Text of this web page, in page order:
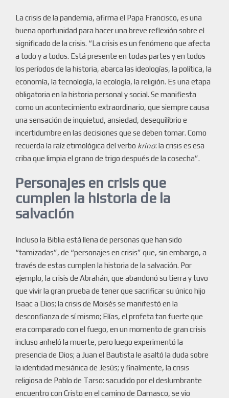
La crisis de la pandemia, afirma el Papa Francisco, es una
buena oportunidad para hacer una breve reflexión sobre el
significado de la crisis. “La crisis es un fenómeno que afecta
a todo y a todos. Está presente en todas partes y en todos
los períodos de la historia, abarca las ideologías, la política, la
economía, la tecnología, la ecología, la religión. Es una etapa
obligatoria en la historia personal y social. Se manifiesta
como un acontecimiento extraordinario, que siempre causa
una sensación de inquietud, ansiedad, desequilibrio e
incertidumbre en las decisiones que se deben tomar. Como
recuerda la raíz etimológica del verbo krino: la crisis es esa
criba que limpia el grano de trigo después de la cosecha”.
Personajes en crisis que
cumplen la historia de la
salvación
Incluso la Biblia está llena de personas que han sido
“tamizadas”, de “personajes en crisis” que, sin embargo, a
través de estas cumplen la historia de la salvación. Por
ejemplo, la crisis de Abrahán, que abandonó su tierra y tuvo
que vivir la gran prueba de tener que sacrificar su único hijo
Isaac a Dios; la crisis de Moisés se manifestó en la
desconfianza de sí mismo; Elías, el profeta tan fuerte que
era comparado con el fuego, en un momento de gran crisis
incluso anheló la muerte, pero luego experimentó la
presencia de Dios; a Juan el Bautista le asaltó la duda sobre
la identidad mesiánica de Jesús; y finalmente, la crisis
religiosa de Pablo de Tarso: sacudido por el deslumbrante
encuentro con Cristo en el camino de Damasco, se vio